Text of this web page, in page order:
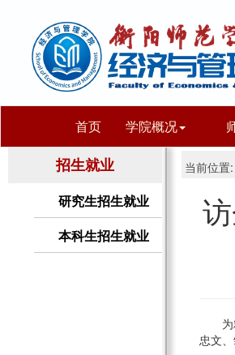
首页 学院概况
招生就业
研究生招生就业
本科生招生就业
当前位置:
忠文